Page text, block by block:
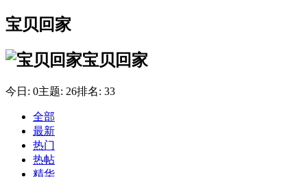
宝贝回家
宝贝回家
今日: 0主题: 26排名: 33
全部
最新
热门
热帖
精华